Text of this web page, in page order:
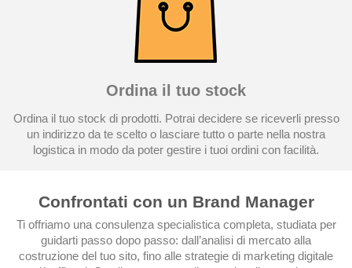
Ordina il tuo stock
Ordina il tuo stock di prodotti. Potrai decidere se riceverli presso
un indirizzo da te scelto o lasciare tutto o parte nella nostra
logistica in modo da poter gestire i tuoi ordini con facilità.
Confrontati con un Brand Manager
Ti offriamo una consulenza specialistica completa, studiata per
guidarti passo dopo passo: dall’analisi di mercato alla
costruzione del tuo sito, fino alle strategie di marketing digitale